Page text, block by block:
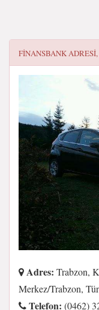
FINANSBANK
Adres: Trabzon,
Merkez/Trabzon,
Telefon: (0462)